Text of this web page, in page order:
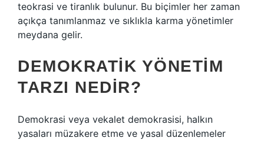
teokrasi ve tiranlık bulunur. Bu biçimler her zaman
açıkça tanımlanmaz ve sıklıkla karma yönetimler
meydana gelir.
DEMOKRATIK YÖNETIM
TARZI NEDIR?
Demokrasi veya vekalet demokrasisi, halkın
yasaları müzakere etme ve yasal düzenlemeler